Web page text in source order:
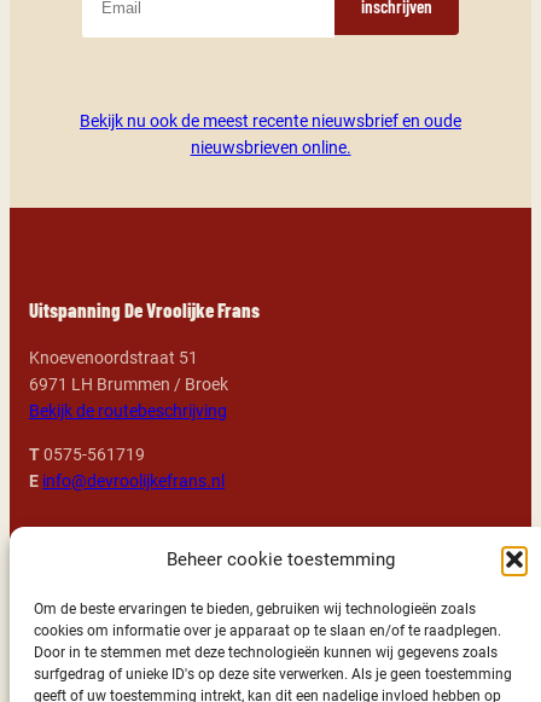
Beheer cookie toestemming
Om de beste ervaringen te bieden, gebruiken wij technologieën zoals
cookies om informatie over je apparaat op te slaan en/of te raadplegen.
Door in te stemmen met deze technologieën kunnen wij gegevens zoals
surfgedrag of unieke ID's op deze site verwerken. Als je geen toestemming
geeft of uw toestemming intrekt, kan dit een nadelige invloed hebben op
inschrijven
Bekijk nu ook de meest recente nieuwsbrief en oude
nieuwsbrieven online.
Uitspanning De Vroolijke Frans
Knoevenoordstraat 51
6971 LH Brummen / Broek
Bekijk de routebeschrijving
T0575-561719
E info@devroolijkefrans.nl
We kijken uit naar uw komst!